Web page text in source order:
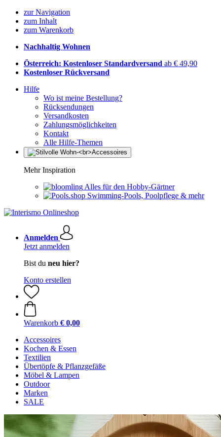
zur Navigation
zum Inhalt
zum Warenkorb
Nachhaltig Wohnen
Österreich: Kostenloser Standardversand ab € 49,90
Kostenloser Rückversand
Hilfe
Wo ist meine Bestellung?
Rücksendungen
Versandkosten
Zahlungsmöglichkeiten
Kontakt
Alle Hilfe-Themen
Mehr Inspiration
Alles für den Hobby-Gärtner
Swimming-Pools, Poolpflege & mehr
Anmelden
Jetzt anmelden
Bist du neu hier?
Konto erstellen
Warenkorb € 0,00
Accessoires
Kochen & Essen
Textilien
Übertöpfe & Pflanzgefäße
Möbel & Lampen
Outdoor
Marken
SALE